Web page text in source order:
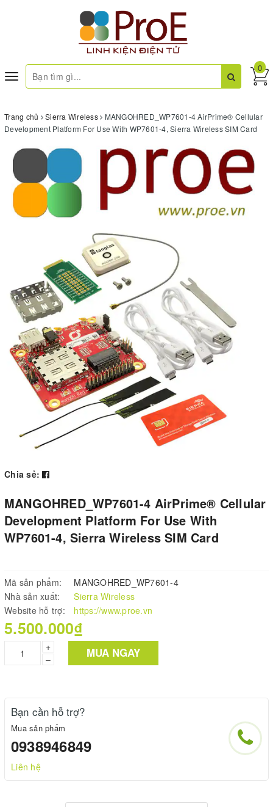
Toggle
navigation
0
Trang chủ Sierra Wireless
MANGOHRED_WP7601-4 AirPrime® Cellular
Development Platform For Use With WP7601-4, Sierra Wireless SIM Card
Chia sẻ:
MANGOHRED_WP7601-4 AirPrime® Cellular
Development Platform For Use With
WP7601-4, Sierra Wireless SIM Card
Mã sản phẩm:
MANGOHRED_WP7601-4
Nhà sản xuất:
Sierra Wireless
Website hỗ trợ:
https://www.proe.vn
5.500.000₫
+
–
MUA NGAY
Bạn cần hỗ trợ?
Mua sản phẩm
0938946849
Liên hệ